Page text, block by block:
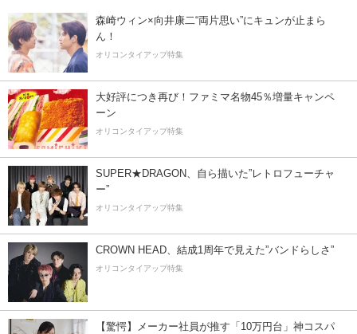
森崎ウィン×向井康二“両片思い”にキュンが止まら
ん！
オリコンタイアップ特集
大好評につき再び！ファミマ名物45％増量キャンペ
ーン
オリコンタイアップ特集
SUPER★DRAGON、自ら描いた”レトロフューチャ
ー”
オリコンタイアップ特集
CROWN HEAD、結成1周年で見えた”バンドらしさ”
オリコンタイアップ特集
【驚愕】メーカー社員が推す「10万円台」神コスパ